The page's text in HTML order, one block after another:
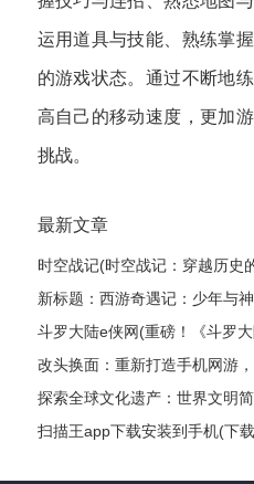
运用道具与技能、熟练掌
的游戏状态。通过不断地
高自己的移动速度，更加
挑战。
最新文章
时空战记(时空战记：穿越历史
新标题：西游奇遇记：少年与
奇遇记：少年与神兽的冒险之
斗罗大陆e侠网(重磅！《斗罗
好了吗？)
改头换面：重新打造手机网游
游戏体验翻倍：打造全新手机
探索全球文化遗产：世界文明
探索各国文明发展编年史)
扫描王app下载安装到手机(下